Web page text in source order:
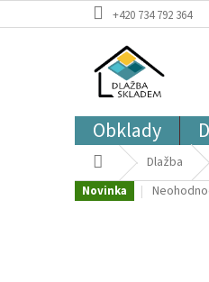
na
+420 734 792 364
Obklady
Domů Dlažba
Novinka
Průměrné